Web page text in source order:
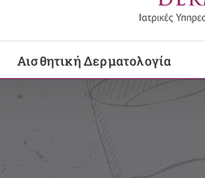
Αισθητική Δερματολογία